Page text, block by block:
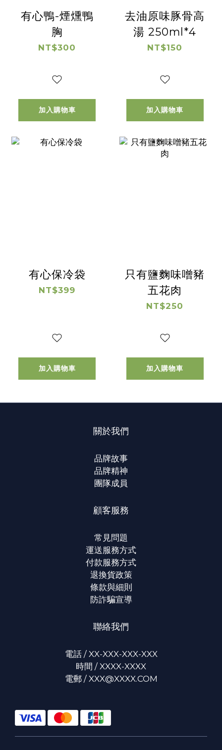
有心鴨-煙燻鴨
胸
NT$300
加入購物車
去油原味豚骨高
湯 250ml*4
NT$150
加入購物車
有心保冷袋
NT$399
加入購物車
只有鹽麴味噌豬
五花肉
NT$250
加入購物車
關於我們
品牌故事
品牌精神
團隊成員
顧客服務
常見問題
運送服務方式
付款服務方式
退換貨政策
條款與細則
防詐騙宣導
聯絡我們
電話 / XX-XXX-XXX-XXX
時間 / XXXX-XXXX
電郵 / XXX@XXXX.COM